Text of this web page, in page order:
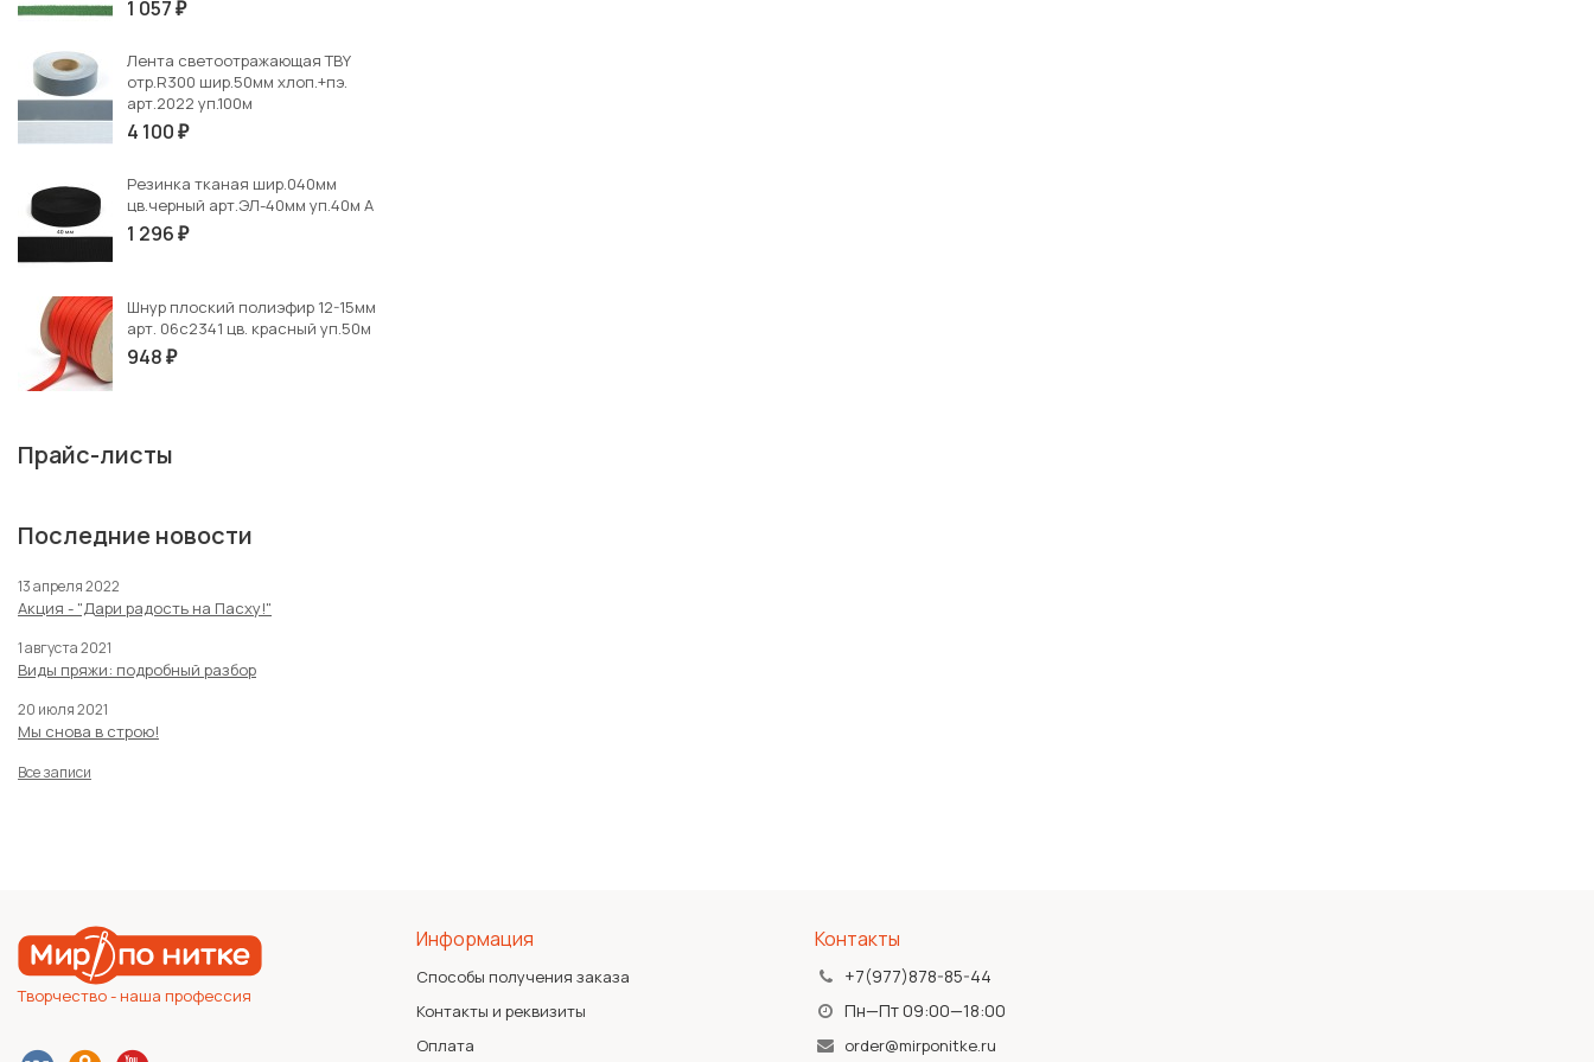
1 057 ₽
Лента светоотражающая TBY
отр.R300 шир.50мм хлоп.+пэ.
арт.2022 уп.100м
4 100 ₽
Резинка тканая шир.040мм
цв.черный арт.ЭЛ-40мм уп.40м А
1 296 ₽
Шнур плоский полиэфир 12-15мм
арт. 06с2341 цв. красный уп.50м
948 ₽
Прайс-листы
Последние новости
13 апреля 2022
Акция - "Дари радость на Пасху!"
1 августа 2021
Виды пряжи: подробный разбор
20 июля 2021
Мы снова в строю!
Все записи
Творчество - наша профессия
Информация
Способы получения заказа
Контакты и реквизиты
Оплата
Контакты
+7(977)878-85-44
Пн—Пт 09:00—18:00
order@mirponitke.ru